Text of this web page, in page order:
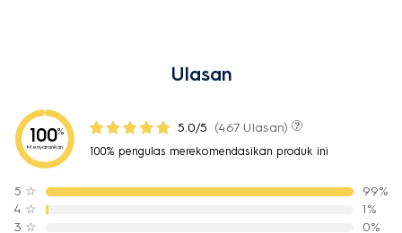
Ulasan
100%
Menyarankan
5.0/5 (467 Ulasan)
100% pengulas merekomendasikan produk ini
5 ☆
99%
4 ☆
1%
3 ☆
0%